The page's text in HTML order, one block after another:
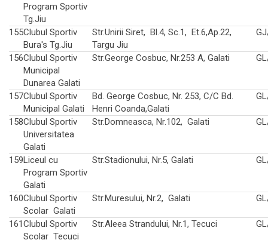
Program Sportiv
Tg.Jiu
155Clubul Sportiv
Bura's Tg.Jiu
Str.Unirii Siret, Bl.4, Sc.1, Et.6,Ap.22,
Targu Jiu
156Clubul Sportiv
Municipal
Dunarea Galati
Str.George Cosbuc, Nr.253 A, Galati
157Clubul Sportiv
Municipal Galati
Bd. George Cosbuc, Nr. 253, C/C Bd.
Henri Coanda,Galati
158Clubul Sportiv
Universitatea
Galati
Str.Domneasca, Nr.102, Galati
159Liceul cu
Program Sportiv
Galati
Str.Stadionului, Nr.5, Galati
160Clubul Sportiv
Scolar Galati
Str.Muresului, Nr.2, Galati
161Clubul Sportiv
Scolar Tecuci
Str.Aleea Strandului, Nr.1, Tecuci